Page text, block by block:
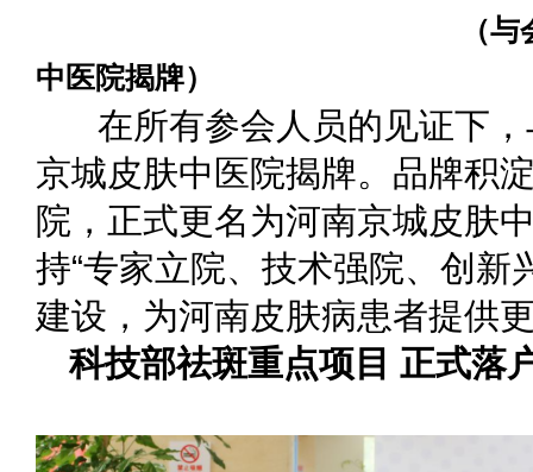
（与会专家及领导
中医院揭牌）
在所有参会人员的见证下
京城皮肤中医院揭牌。品牌积
院，正式更名为河南京城皮肤
持“专家立院、技术强院、创新
建设，为河南皮肤病患者提供
科技部祛斑重点项目 正式落